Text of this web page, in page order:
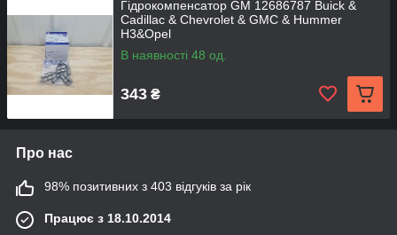
Гідрокомпенсатор GM 12686787 Buick &
Cadillac & Chevrolet & GMC & Hummer
H3&Opel
В наявності 48 од.
343 ₴
Про нас
98% позитивних з 403 відгуків за рік
Працює з 18.10.2014